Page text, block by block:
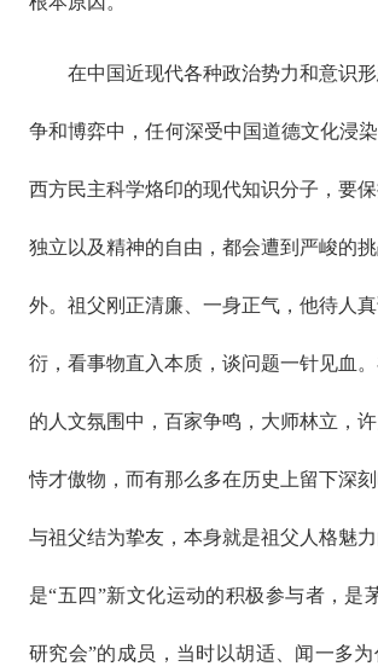
在中国近现代各种政治势力和意识
争和博弈中，任何深受中国道德文化浸
西方民主科学烙印的现代知识分子，要
独立以及精神的自由，都会遭到严峻的
外。祖父刚正清廉、一身正气，他待人
衍，看事物直入本质，谈问题一针见血
的人文氛围中，百家争鸣，大师林立，许
恃才傲物，而有那么多在历史上留下深
与祖父结为挚友，本身就是祖父人格魅
是“五四”新文化运动的积极参与者，是
研究会”的成员，当时以胡适、闻一多